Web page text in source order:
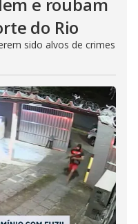
do Rio
sido alvos de crimes